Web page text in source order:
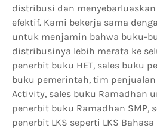
distribusi dan
efektif. Kami bekerja sama
untuk menjamin bahwa buku-
distribusinya lebih merata ke
penerbit buku HET, sales buku
buku pemerintah, tim
Activity, sales buku Ramadhan
penerbit buku Ramadhan SMP,
penerbit LKS seperti LKS